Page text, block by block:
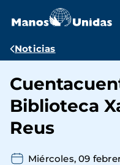
contenido
Ruta
navegación
Noticias
Biblioteca
Reus
Miércoles, 09